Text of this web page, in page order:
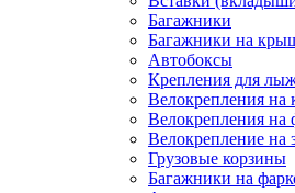
Багажники
Багажники на
Автобоксы
Крепления для
Велокрепления
Велокрепления на
Велокрепление на
Грузовые корзины
Багажники на